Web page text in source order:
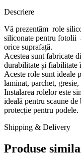
Descriere
Vă prezentăm role
siliconate pentru fotolii
orice suprafață.
Acestea sunt fabricate
durabilitate și fiabilitate
Aceste role sunt ideale
laminat, parchet,
Instalarea rolelor este
ideală pentru scaune
protecție pentru podele.
Shipping & Delivery
Produse